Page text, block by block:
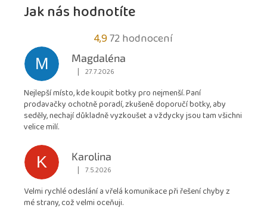
Jak nás hodnotíte
4,9Průměrné
hodnocení
obchodu
4,9
z
72 hodnocení
M
Magdaléna
Hodnocení obchodu je 5 z 5 hvězdiček.
| 27.7.2026
Nejlepší místo, kde koupit botky pro nejmenší. Paní
prodavačky ochotně poradí, zkušeně doporučí botky, aby
seděly, nechají důkladně vyzkoušet a vždycky jsou tam všichni
velice milí.
K
Karolina
Hodnocení obchodu je 5 z 5 hvězdiček.
| 7.5.2026
Velmi rychlé odeslání a vřelá komunikace při řešení chyby z
mé strany, což velmi oceňuji.